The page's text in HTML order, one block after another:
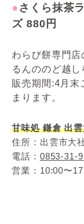
● さくら抹茶
ズ 880円
わらび餅専門
るんののど越し
販売期間:4月末
まります。
甘味処 鎌倉 出
住所：出雲市大
電話： 0853-31-
営業：10:00〜